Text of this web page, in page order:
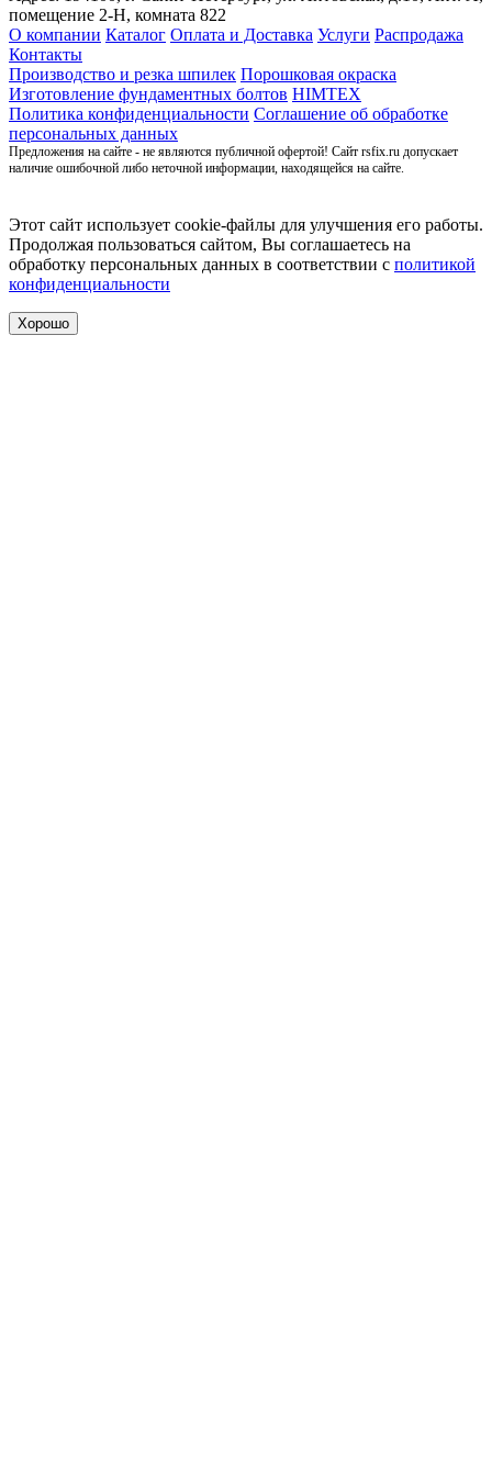
помещение 2-Н, комната 822
О компании Каталог Оплата и Доставка Услуги Распродажа
Контакты
Производство и резка шпилек Порошковая окраска
Изготовление фундаментных болтов HIMTEX
Политика конфиденциальности Соглашение об обработке
персональных данных
Предложения на сайте - не являются публичной офертой! Сайт rsfix.ru допускает
наличие ошибочной либо неточной информации, находящейся на сайте.
Этот сайт использует cookie-файлы для улучшения его работы.
Продолжая пользоваться сайтом, Вы соглашаетесь на
обработку персональных данных в соответствии с политикой
конфиденциальности
Хорошо